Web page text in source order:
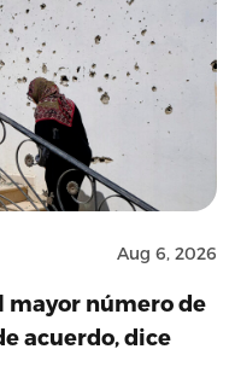
Aug 6, 2026
mayor número de
acuerdo, dice